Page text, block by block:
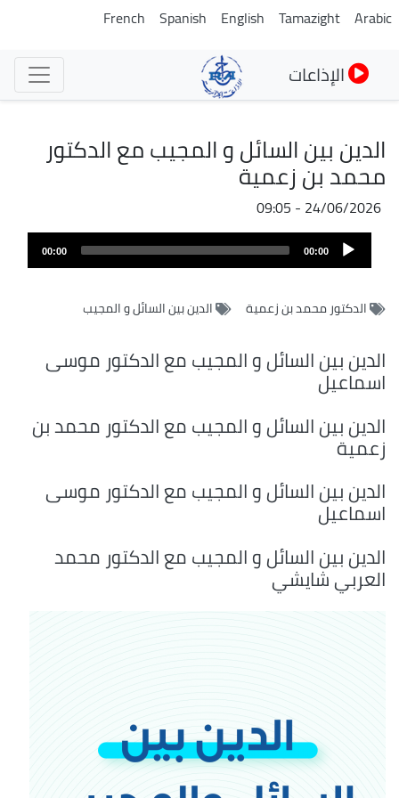
تجاوز
Arabic
Tamazight
English
Spanish
French
الإذاعات
الدين بين السائل و المجيب مع الدكتور
محمد بن زعمية
24/06/2026 - 09:05
ملف
الصوت
Audio
Player
00:00
00:00
الدكتور محمد بن زعمية الدين بين السائل و المجيب
الدين بين السائل و المجيب مع الدكتور موسى
اسماعيل
الدين بين السائل و المجيب مع الدكتور محمد بن
زعمية
الدين بين السائل و المجيب مع الدكتور موسى
اسماعيل
الدين بين السائل و المجيب مع الدكتور محمد
العربي شايشي